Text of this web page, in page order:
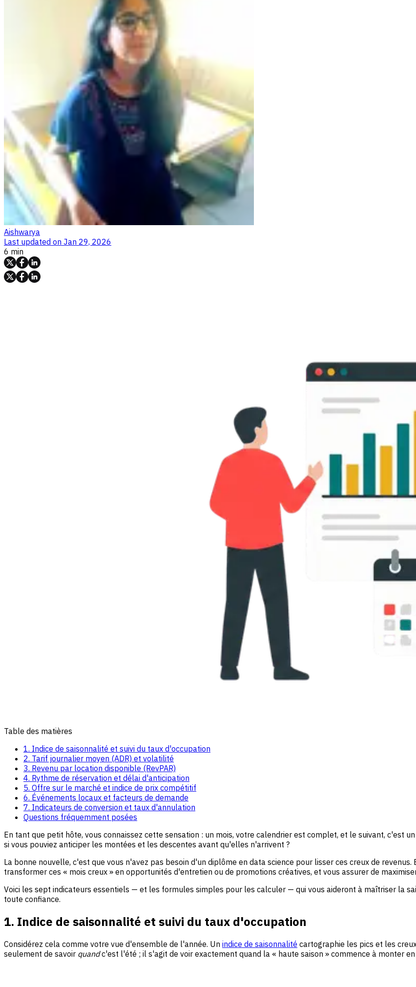
Aishwarya
Last updated on Jan 29, 2026
6 min
Table des matières
1. Indice de saisonnalité et suivi du taux d'occupation
2. Tarif journalier moyen (ADR) et volatilité
3. Revenu par location disponible (RevPAR)
4. Rythme de réservation et délai d'anticipation
5. Offre sur le marché et indice de prix compétitif
6. Événements locaux et facteurs de demande
7. Indicateurs de conversion et taux d'annulation
Questions fréquemment posées
En tant que petit hôte, vous connaissez cette sensation : un mois, votre calendrier est complet, et le suivant, c'est
si vous pouviez anticiper les montées et les descentes avant qu'elles n'arrivent ?
La bonne nouvelle, c'est que vous n'avez pas besoin d'un diplôme en data science pour lisser ces creux de
transformer ces « mois creux » en opportunités d'entretien ou de promotions créatives, et vous assurer de
Voici les sept indicateurs essentiels — et les formules simples pour les calculer — qui vous aideront à maîtriser la
toute confiance.
1. Indice de saisonnalité et suivi du taux d'occupation
Considérez cela comme votre vue d'ensemble de l'année. Un indice de saisonnalité cartographie les pics et les
seulement de savoir quandc'est l'été ; il s'agit de voir exactement quand la « haute saison » commence à monter